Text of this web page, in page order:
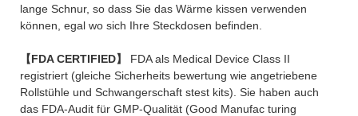
lange Schnur, so dass Sie das Wärme kissen verwenden
können, egal wo sich Ihre Steckdosen befinden.
【FDA CERTIFIED】 FDA als Medical Device Class II
registriert (gleiche Sicherheits bewertung wie angetriebene
Rollstühle und Schwangerschaft stest kits). Sie haben auch
das FDA-Audit für GMP-Qualität (Good Manufac turing